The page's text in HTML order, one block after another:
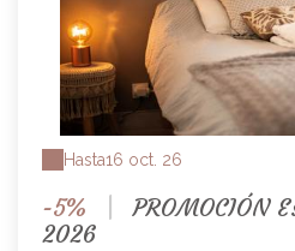
Hasta16 oct. 26
-5%
PROMOCIÓN
2026